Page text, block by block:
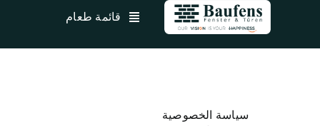
المحتوى
قائمة طعام
سياسة الخصوصية